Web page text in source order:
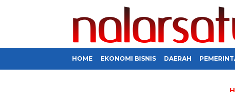
HOME EKONOMI BISNIS DAERAH